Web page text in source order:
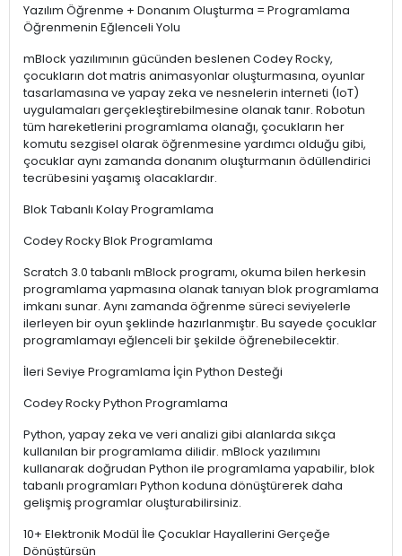
Yazılım Öğrenme + Donanım Oluşturma = Programlama
Öğrenmenin Eğlenceli Yolu
mBlock yazılımının gücünden beslenen Codey Rocky,
çocukların dot matris animasyonlar oluşturmasına, oyunlar
tasarlamasına ve yapay zeka ve nesnelerin interneti (IoT)
uygulamaları gerçekleştirebilmesine olanak tanır. Robotun
tüm hareketlerini programlama olanağı, çocukların her
komutu sezgisel olarak öğrenmesine yardımcı olduğu gibi,
çocuklar aynı zamanda donanım oluşturmanın ödüllendirici
tecrübesini yaşamış olacaklardır.
Blok Tabanlı Kolay Programlama
Codey Rocky Blok Programlama
Scratch 3.0 tabanlı mBlock programı, okuma bilen herkesin
programlama yapmasına olanak tanıyan blok programlama
imkanı sunar. Aynı zamanda öğrenme süreci seviyelerle
ilerleyen bir oyun şeklinde hazırlanmıştır. Bu sayede çocuklar
programlamayı eğlenceli bir şekilde öğrenebilecektir.
İleri Seviye Programlama İçin Python Desteği
Codey Rocky Python Programlama
Python, yapay zeka ve veri analizi gibi alanlarda sıkça
kullanılan bir programlama dilidir. mBlock yazılımını
kullanarak doğrudan Python ile programlama yapabilir, blok
tabanlı programları Python koduna dönüştürerek daha
gelişmiş programlar oluşturabilirsiniz.
10+ Elektronik Modül İle Çocuklar Hayallerini Gerçeğe
Dönüştürsün